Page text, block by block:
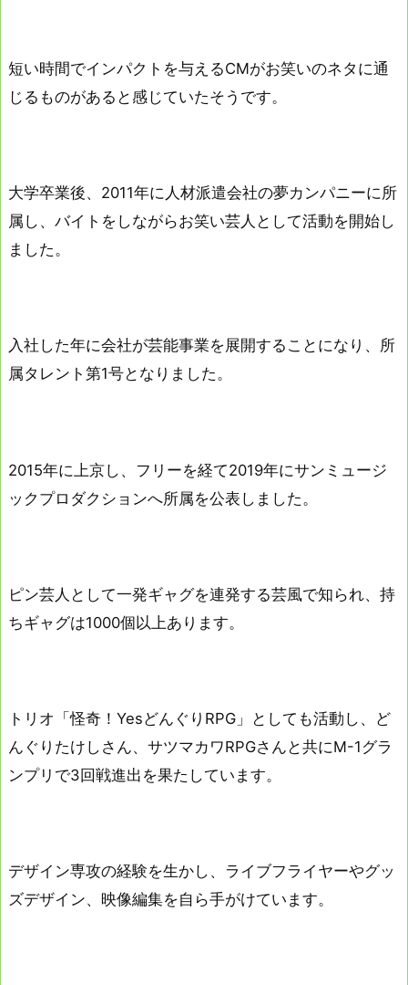
短い時間でインパクトを与えるCMがお笑いのネタに通
じるものがあると感じていたそうです。
大学卒業後、2011年に人材派遣会社の夢カンパニーに所
属し、バイトをしながらお笑い芸人として活動を開始し
ました。
入社した年に会社が芸能事業を展開することになり、所
属タレント第1号となりました。
2015年に上京し、フリーを経て2019年にサンミュージ
ックプロダクションへ所属を公表しました。
ピン芸人として一発ギャグを連発する芸風で知られ、持
ちギャグは1000個以上あります。
トリオ「怪奇！YesどんぐりRPG」としても活動し、ど
んぐりたけしさん、サツマカワRPGさんと共にM-1グラ
ンプリで3回戦進出を果たしています。
デザイン専攻の経験を生かし、ライブフライヤーやグッ
ズデザイン、映像編集を自ら手がけています。